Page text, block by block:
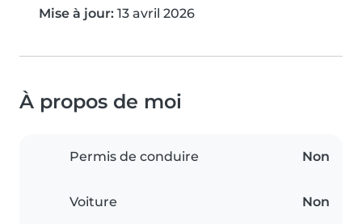
Mise à jour: 13 avril 2026
À propos de moi
Permis de conduire Non
Voiture Non